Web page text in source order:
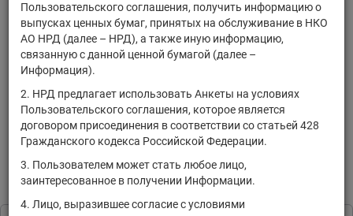
Пользовательского соглашения, получить информацию о
выпусках ценных бумаг, принятых на обслуживание в НКО
АО НРД (далее – НРД), а также иную информацию,
связанную с данной ценной бумагой (далее –
Информация).
2. НРД предлагает использовать Анкеты на условиях
Пользовательского соглашения, которое является
договором присоединения в соответствии со статьей 428
Гражданского кодекса Российской Федерации.
3. Пользователем может стать любое лицо,
заинтересованное в получении Информации.
4. Лицо, выразившее согласие с условиями
РЕЗУЛЬТАТЫ ПОИСКА:
По Вашему запросу данных не найдено. Задайте другие
параметры поиска.
ознакомительных целях в соответствии сПользовательским